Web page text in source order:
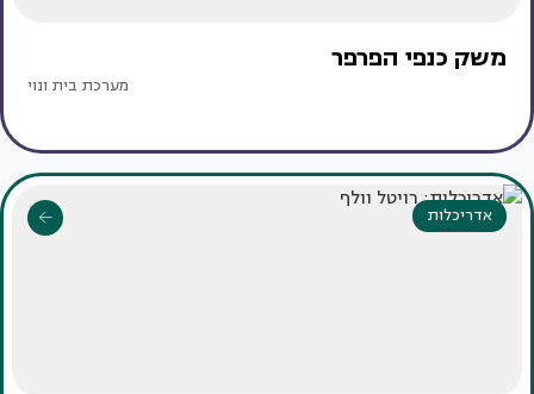
משק כנפי הפרפר
מערכת בית ונוי
אדריכלות